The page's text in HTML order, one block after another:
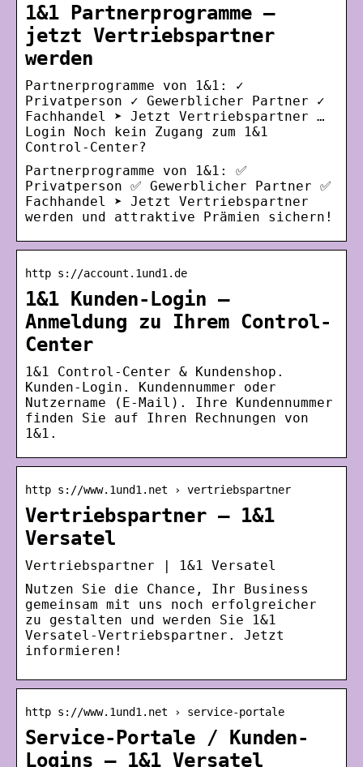
1&1 Partnerprogramme –
jetzt Vertriebspartner
werden
Partnerprogramme von 1&1: ✓
Privatperson ✓ Gewerblicher Partner ✓
Fachhandel ➤ Jetzt Vertriebspartner …
Login Noch kein Zugang zum 1&1
Control-Center?
Partnerprogramme von 1&1: ✅
Privatperson ✅ Gewerblicher Partner ✅
Fachhandel ➤ Jetzt Vertriebspartner
werden und attraktive Prämien sichern!
http s://account.1und1.de
1&1 Kunden-Login –
Anmeldung zu Ihrem Control-
Center
1&1 Control-Center & Kundenshop.
Kunden-Login. Kundennummer oder
Nutzername (E-Mail). Ihre Kundennummer
finden Sie auf Ihren Rechnungen von
1&1.
http s://www.1und1.net › vertriebspartner
Vertriebspartner – 1&1
Versatel
Vertriebspartner | 1&1 Versatel
Nutzen Sie die Chance, Ihr Business
gemeinsam mit uns noch erfolgreicher
zu gestalten und werden Sie 1&1
Versatel-Vertriebspartner. Jetzt
informieren!
http s://www.1und1.net › service-portale
Service-Portale / Kunden-
Logins – 1&1 Versatel